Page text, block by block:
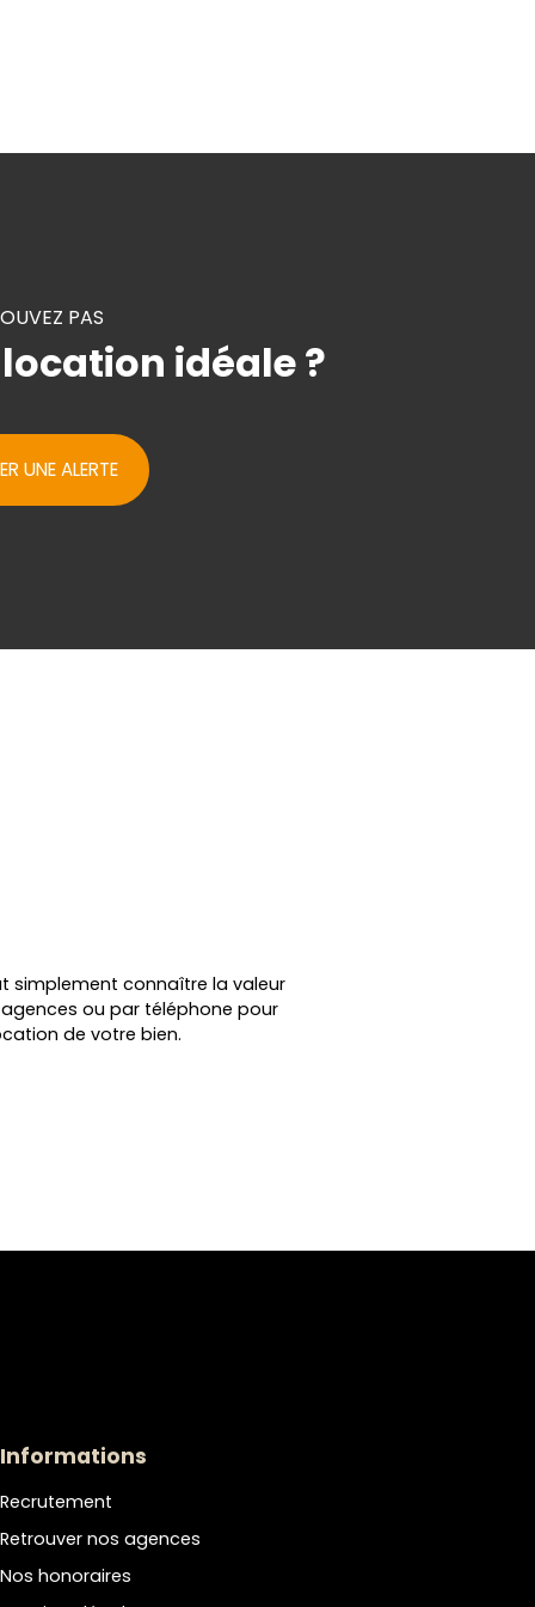
PAS
idéale ?
UNE ALERTE
simplement connaître la valeur
ou par téléphone pour
de votre bien.
Informations
Recrutement
Retrouver nos agences
Nos honoraires